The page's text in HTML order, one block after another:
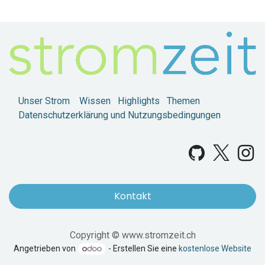
Unser Strom Wissen Highlights
Themen
Datenschutzerklärung und Nutzungsbedingungen
Kontakt
Copyright © www.stromzeit.ch
Angetrieben von - Erstellen Sie eine kostenlose Website